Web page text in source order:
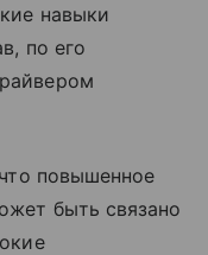
навыки
по его
повышенное
быть связано